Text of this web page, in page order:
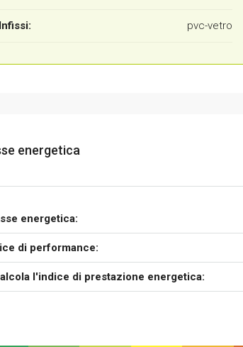
Infissi: pvc-vetro
energetica
energetica:
di performance:
l'indice di prestazione energetica: